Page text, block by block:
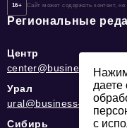
16+ Сайт может содержать контент,
Региональные
Центр
center@business-
Урал
ural@business-
Сибирь
даете
с